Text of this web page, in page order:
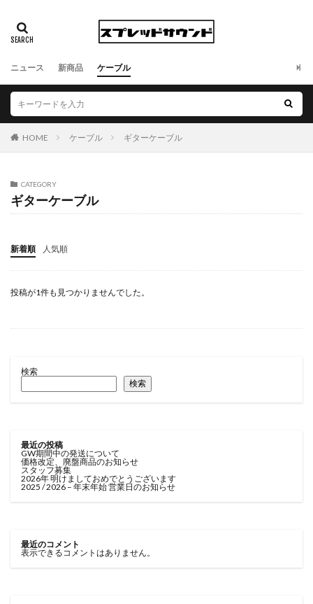
ニュース 新商品 ケーブル
HOME ケーブル ギターケーブル
CATEGORY
ギターケーブル
新着順 人気順
投稿が1件も見つかりませんでした。
検索
検索
最近の投稿
GW期間中の発送について
価格改定、廃盤商品のお知らせ
スタッフ募集
2026年 明けましておめでとうございます
2025 / 2026 – 年末年始 営業日のお知らせ
最近のコメント
表示できるコメントはありません。